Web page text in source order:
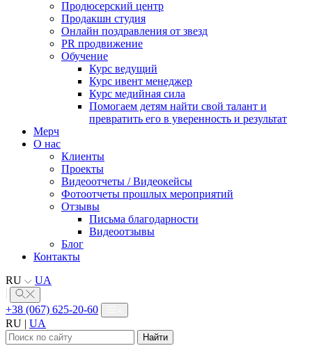
Продюсерский центр
Продакшн студия
Онлайн поздравления от звезд
PR продвижение
Обучение
Курс ведущий
Курс ивент менеджер
Курс медийная сила
Помогаем детям найти свой талант и
превратить его в уверенность и результат
Мерч
О нас
Клиенты
Проекты
Видеоотчеты / Видеокейсы
Фотоотчеты прошлых мероприятий
Отзывы
Письма благодарности
Видеоотзывы
Блог
Контакты
RU
UA
+38 (067) 625-20-60
RU | UA
Найти: